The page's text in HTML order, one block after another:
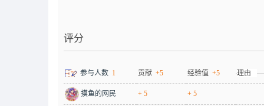
评分
参与人数 1 贡献 +5 经验值 +5 理由
摸鱼的网民 + 5 + 5